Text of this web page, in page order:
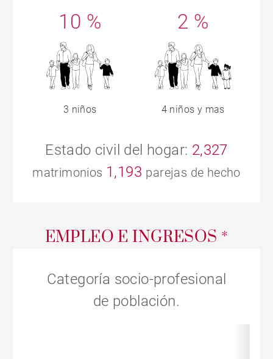
10 %
3 niños
2 %
4 niños y mas
Estado civil del hogar: 2,327
matrimonios 1,193 parejas de hecho
EMPLEO E INGRESOS *
Categoría socio-profesional
de población.